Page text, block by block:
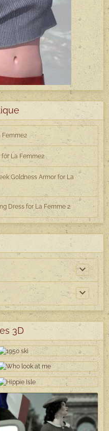
La Femme2
Goldness Armor for La
Dress for La Femme 2
3D